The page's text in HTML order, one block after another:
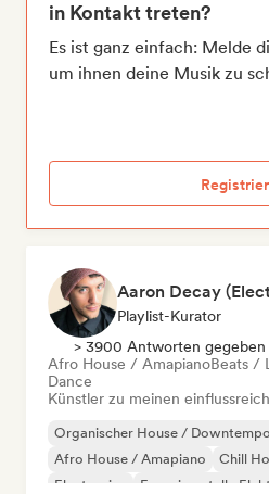
in Kontakt treten?
Es ist ganz einfach: Melde
um ihnen deine Musik zu
Playlist-Kurator
> 3900 Antworten gegeben
Afro House / AmapianoBeats /
Dance
Künstler zu meinen
Organischer House / Downtempo
Afro House / Amapiano
Chill
Electronica
Experimentelle